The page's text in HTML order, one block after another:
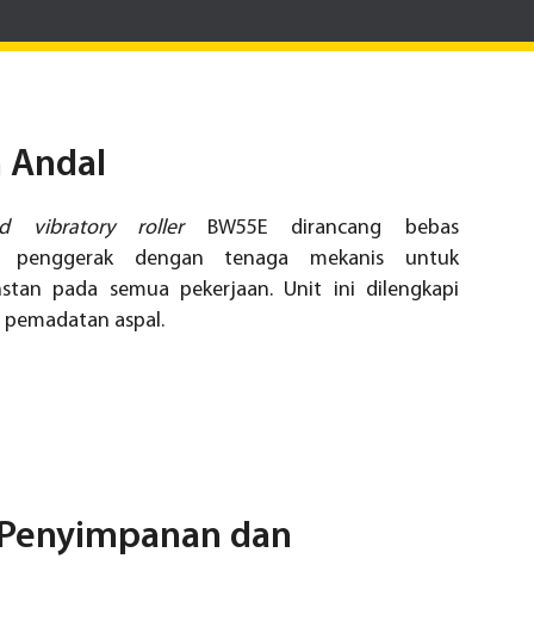
Andal
vibratory rollerBW55E dirancang bebas
penggerak dengan tenaga mekanis untuk
pada semua pekerjaan. Unit ini dilengkapi
aspal.
dan